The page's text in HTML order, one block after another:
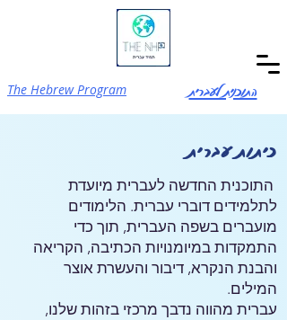
The Hebrew Program התוכנית לעברית
כיתות עברית
התוכנית החדשה לעברית מיועדת
לתלמידים דוברי עברית. הלימודים
מועברים בשפה העברית, תוך כדי
התמקדות במיומנויות הכתיבה, הקריאה
והבנת הנקרא, דיבור והעשרת אוצר
המילים.
עברית מהווה נדבך מרכזי בזהות שלנו,